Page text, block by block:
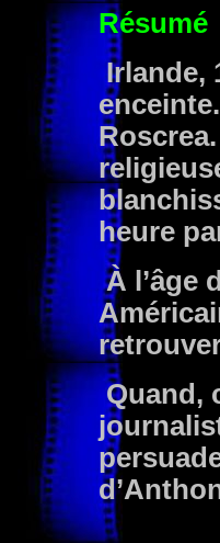
Résumé
Irlande,
heure
À l’âge
Quand,